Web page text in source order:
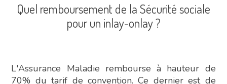
Quel remboursement de la Sécurité sociale
pour un inlay-onlay ?
L'Assurance Maladie rembourse à hauteur de
70% du tarif de convention. Ce dernier est de